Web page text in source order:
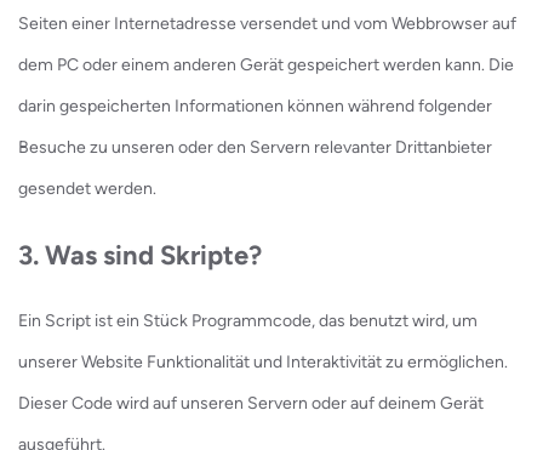
Seiten einer Internetadresse versendet und vom Webbrowser auf
dem PC oder einem anderen Gerät gespeichert werden kann. Die
darin gespeicherten Informationen können während folgender
Besuche zu unseren oder den Servern relevanter Drittanbieter
gesendet werden.
3. Was sind Skripte?
Ein Script ist ein Stück Programmcode, das benutzt wird, um
unserer Website Funktionalität und Interaktivität zu ermöglichen.
Dieser Code wird auf unseren Servern oder auf deinem Gerät
ausgeführt.